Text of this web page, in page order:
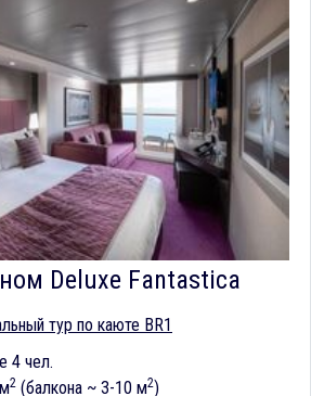
Deluxe Fantastica
тур по каюте BR1
4 чел.
2 (балкона ~ 3-10 м2)